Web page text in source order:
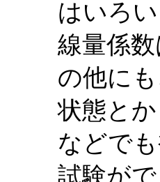
はいろ
線量係
の他に
状態と
などで
試験が